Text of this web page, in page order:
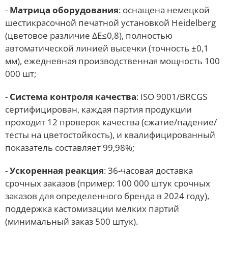
- Матрица оборудования: оснащена немецкой
шестикрасочной печатной установкой Heidelberg
(цветовое различие ΔE≤0,8), полностью
автоматической линией высечки (точность ±0,1
мм), ежедневная производственная мощность 100
000 шт;
- Система контроля качества: ISO 9001/BRCGS
сертифицирован, каждая партия продукции
проходит 12 проверок качества (сжатие/падение/
тесты на цветостойкость), и квалифицированный
показатель составляет 99,98%;
-Ускоренная реакция: 36-часовая доставка
срочных заказов (пример: 100 000 штук срочных
заказов для определенного бренда в 2024 году),
поддержка кастомизации мелких партий
(минимальный заказ 500 штук).